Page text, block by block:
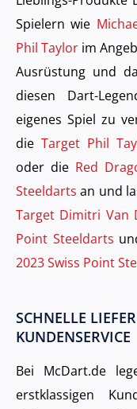
Spielern wie
Phil Taylor im
Ausrüstung und
diesen Dart-
eigenes Spiel zu
die Target Phil
oder die Red
Steeldarts an und
Target Dimitri Van
Point Steeldarts
2023 Swiss Point
SCHNELLE
KUNDENSERVICE
Bei McDart.de
erstklassigen